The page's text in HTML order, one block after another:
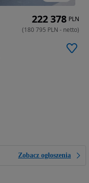
Zobacz ogłoszenia
222 378 PLN
(180 795 PLN - netto)